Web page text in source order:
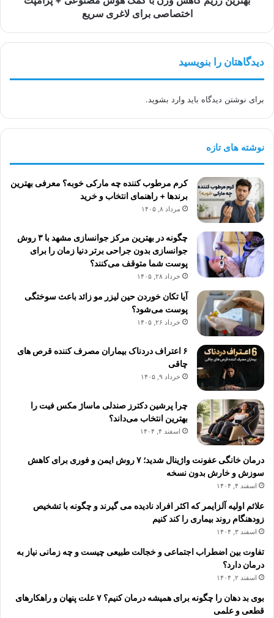
لاغری
اختصاصی برای لاغری سریع
دیدگاهتان را بنویسید
برای نوشتن دیدگاه باید وارد بشوید.
نوشته های تازه
کرم مرطوب کننده چه مارکی خوبه؟ معرفی بهترین
برندها + راهنمای انتخاب و خرید
مرداد ۸, ۱۴۰۵
چگونه در بهترین مرکز جوانسازی مشهد با ۳ روش
جوانسازی بدون جراحی برتر دنیا زمان را برای
پوست شما متوقف می‌کنند؟
خرداد ۲۸, ۱۴۰۵
آیا تکان خوردن حین لیزر مو زائد باعث سوختگی
پوست می‌شود؟
خرداد ۲۶, ۱۴۰۵
۶ اعتراف دردناک بیماران مصرف کننده قرص های
چاقی
خرداد ۹, ۱۴۰۵
چرا پرشین دکترز صندلی ماساژ مکس فیت را
بهترین انتخاب می‌داند؟
اسفند ۴, ۱۴۰۴
درمان خانگی عفونت واژینال شدید؛ ۷ روش ایمن و فوری برای کاهش
سوزش و خارش بدون نسخه
اسفند ۴, ۱۴۰۴
علائم اولیه آلزایمر که اکثر افراد نادیده می گیرند و چگونه با تشخیص
زودهنگام روند بیماری را کند کنیم
اسفند ۳, ۱۴۰۴
تفاوت بین اضطراب اجتماعی و خجالت طبیعی چیست و چه زمانی نیاز به
درمان دارد؟
اسفند ۲, ۱۴۰۴
بوی بد دهان را چگونه برای همیشه درمان کنیم؟ ۷ علت پنهان و راهکارهای
قطعی و علمی